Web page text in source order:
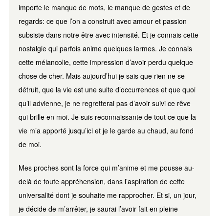
importe le manque de mots, le manque de gestes et de
regards: ce que l’on a construit avec amour et passion
subsiste dans notre être avec intensité. Et je connais cette
nostalgie qui parfois anime quelques larmes. Je connais
cette mélancolie, cette impression d’avoir perdu quelque
chose de cher. Mais aujourd’hui je sais que rien ne se
détruit, que la vie est une suite d’occurrences et que quoi
qu’il advienne, je ne regretterai pas d’avoir suivi ce rêve
qui brille en moi. Je suis reconnaissante de tout ce que la
vie m’a apporté jusqu’ici et je le garde au chaud, au fond
de moi.
Mes proches sont la force qui m’anime et me pousse au-
delà de toute appréhension, dans l’aspiration de cette
universalité dont je souhaite me rapprocher. Et si, un jour,
je décide de m’arrêter, je saurai l’avoir fait en pleine